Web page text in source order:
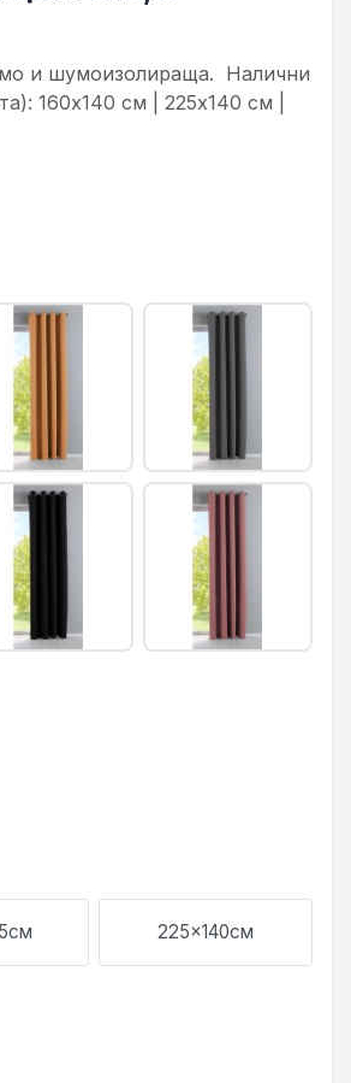
и шумоизолираща. Налични
160x140 см | 225x140 см |
225x140см